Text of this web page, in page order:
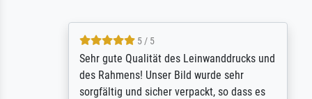
5 / 5
Sehr gute Qualität des Leinwanddrucks und
des Rahmens! Unser Bild wurde sehr
sorgfältig und sicher verpackt, so dass es